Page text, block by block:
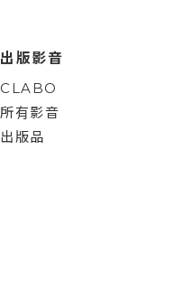
出版影音
CLABO
所有影音
出版品